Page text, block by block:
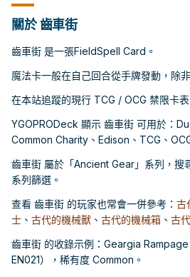
關於 齒車街
齒車街 是一張FieldSpell Card。
魔法卡一般在自己回合從手牌發動，除
在本站追蹤的現行 TCG / OCG 禁限卡
YGOPRODeck 顯示 齒車街 可用於：
Common Charity、Edison、TCG、
齒車街 屬於「Ancient Gear」系列，搜
系列篩選。
查看 齒車街 的玩家也常會一併參考： 古
士 、 古代的機械獸 、 古代的機械箱 、 古
齒車街 的收錄示例：Geargia
EN021），稀有度 Common。